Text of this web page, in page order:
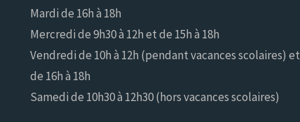
Mardi de 16h à 18h
Mercredi de 9h30 à 12h et de 15h à 18h
Vendredi de 10h à 12h (pendant vacances scolaires) et
de 16h à 18h
Samedi de 10h30 à 12h30 (hors vacances scolaires)